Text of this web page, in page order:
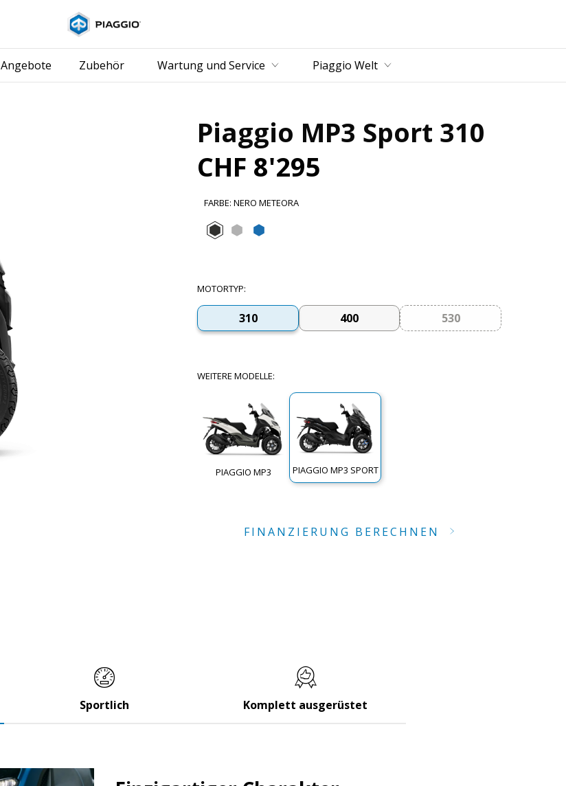
Angebote Zubehör Wartung und Service Piaggio Welt
Piaggio MP3 Sport 310
CHF 8'295
FARBE:NERO METEORA
Nero Meteora
Grigio Mercurio
MOTORTYP:
310 400 530
WEITERE MODELLE:
PIAGGIO MP3 PIAGGIO MP3 SPORT
FINANZIERUNG BERECHNEN
Sportlich Komplett ausgerüstet